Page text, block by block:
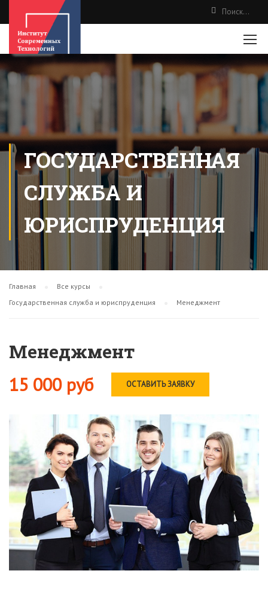
ГОСУДАРСТВЕННАЯ
СЛУЖБА И
ЮРИСПРУДЕНЦИЯ
Главная
Все курсы
Государственная служба и юриспруденция
Менеджмент
Менеджмент
15 000 руб
ОСТАВИТЬ ЗАЯВКУ